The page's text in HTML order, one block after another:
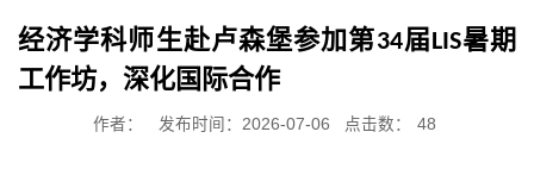
经济学科师生赴卢森堡参加第34届LIS暑期
工作坊，深化国际合作
作者： 发布时间：2026-07-06 点击数： 48